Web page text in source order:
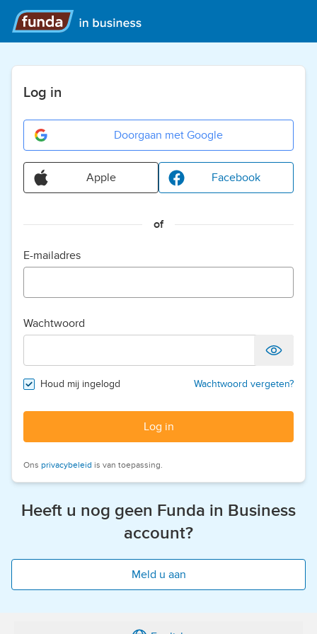
Log in
Doorgaan met Google
Apple Facebook
of
E-mailadres
Wachtwoord
Houd mij ingelogd Wachtwoord vergeten?
Log in
Ons privacybeleid is van toepassing.
Heeft u nog geen Funda in Business
account?
Meld u aan